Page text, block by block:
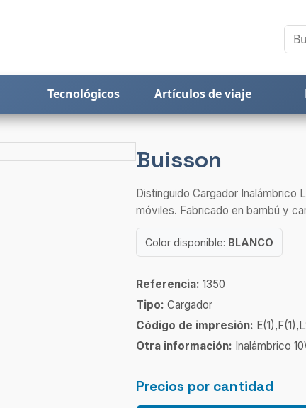
Tecnológicos Artículos de viaje
Buisson
Distinguido Cargador Inalámbrico
móviles. Fabricado en bambú y
Color disponible: BLANCO
Referencia: 1350
Tipo: Cargador
Código de impresión:
Otra información: Inalámbrico
Precios por cantidad